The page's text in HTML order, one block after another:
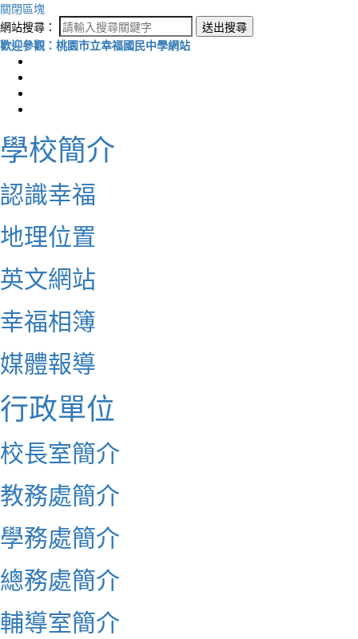
關閉區塊
網站搜尋：
送出搜尋
歡迎參觀：桃園市立幸福國民中學網站
學校簡介
認識幸福
地理位置
英文網站
幸福相簿
媒體報導
行政單位
校長室簡介
教務處簡介
學務處簡介
總務處簡介
輔導室簡介